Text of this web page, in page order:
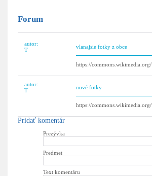
Forum
autor:
T
vlanajsie fotky z obce
https://
autor:
T
nové fotky
https://
Pridať komentár
Prezývka
Predmet
Text komentáru